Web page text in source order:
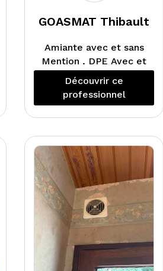
GOASMAT Thibault
Amiante avec et sans
Mention , DPE Avec et
sans Mention,
Electricité, Gaz,
Termites, Plomb
Découvrir ce
professionnel